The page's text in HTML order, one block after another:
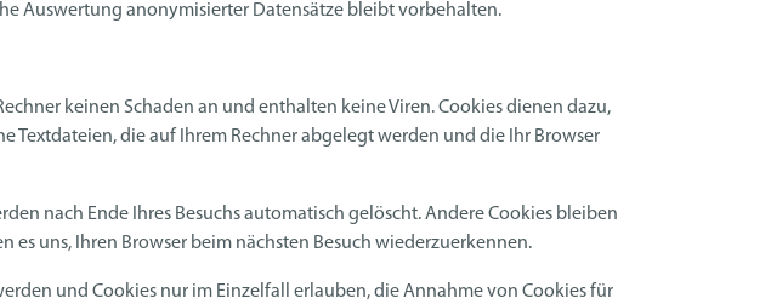
Auswertung anonymisierter Datensätze bleibt vorbehalten.
keinen Schaden an und enthalten keine Viren. Cookies dienen dazu,
Textdateien, die auf Ihrem Rechner abgelegt werden und die Ihr Browser
nach Ende Ihres Besuchs automatisch gelöscht. Andere Cookies bleiben
es uns, Ihren Browser beim nächsten Besuch wiederzuerkennen.
und Cookies nur im Einzelfall erlauben, die Annahme von Cookies für